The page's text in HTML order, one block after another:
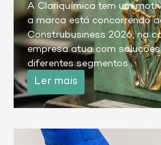
A Clariquímica tem um
a marca está concorrendo
Construbusiness 2026, na
empresa atua com
diferentes segmentos…
Ler mais